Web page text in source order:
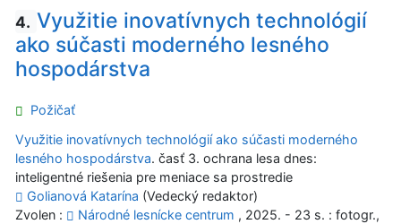
4. Využitie inovatívnych technológií
ako súčasti moderného lesného
hospodárstva
Požičať
Využitie inovatívnych technológií ako súčasti moderného
lesného hospodárstva. časť 3. ochrana lesa dnes:
inteligentné riešenia pre meniace sa prostredie
Golianová Katarína (Vedecký redaktor)
Zvolen :
Národné lesnícke centrum , 2025. - 23 s. : fotogr.,